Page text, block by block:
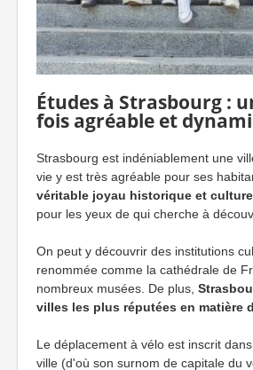
Études à Strasbourg :
fois agréable et
Strasbourg est indéniablement une
vie y est très agréable pour ses
véritable joyau historique et
pour les yeux de qui cherche à
On peut y découvrir des institutions
renommée comme la cathédrale de
nombreux musées. De plus,
villes les plus réputées en matière
Le déplacement à vélo est inscrit
ville (d'où son surnom de capitale du